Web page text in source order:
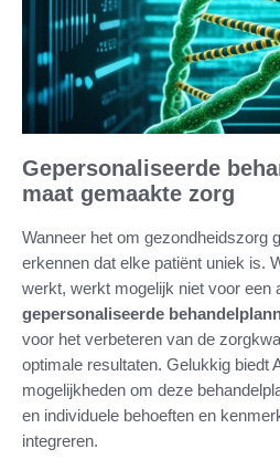
Gepersonaliseerde
maat gemaakte zorg
Wanneer het om gezondheidszorg
erkennen dat elke patiënt uniek is.
werkt, werkt mogelijk niet voor een
gepersonaliseerde
voor het verbeteren van de
optimale resultaten. Gelukkig biedt
mogelijkheden om deze
en individuele behoeften en
integreren.